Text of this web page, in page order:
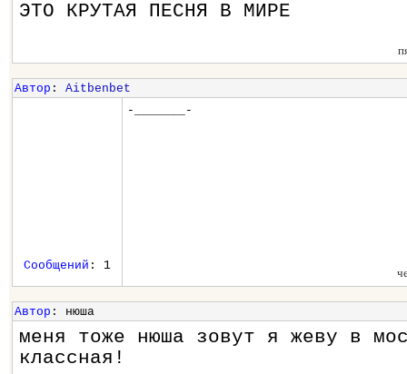
ЭТО КРУТАЯ ПЕСНЯ В МИРЕ
Автор : Aitbenbet
-_______-
Сообщений : 1
Автор : нюша
меня тоже нюша зовут я жеву в
классная!